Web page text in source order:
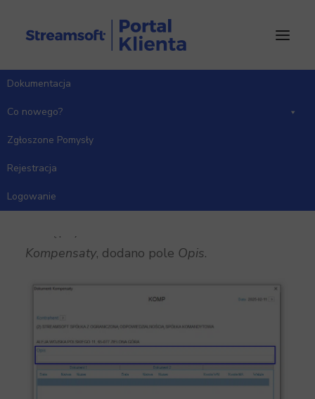
Dokumentacja
Co nowego?
Zgłoszone Pomysły
Rejestracja
Logowanie
Strona Główna
Moduł Rozrachunki
W oknie edycyjnym dokumentu kompensaty,
Kompensaty, dodano pole Opis.